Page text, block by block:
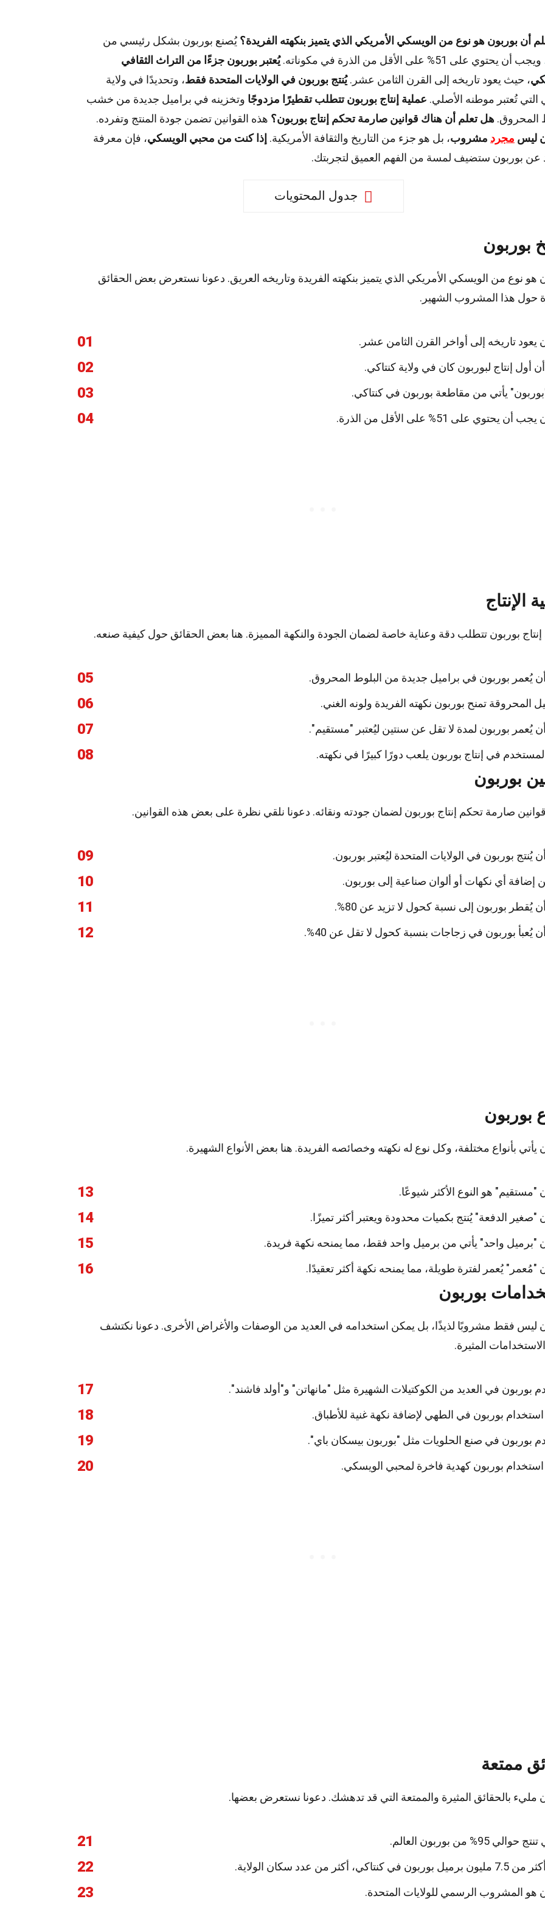
أن بوربون هو نوع من الويسكي الأمريكي الذي يتميز بنكهته الفريدة؟ يُصنع بوربون بشكل رئيسي من
يحتوي على 51% على الأقل من الذرة في مكوناته.
يُعتبر بوربون جزءًا من التراث الثقافي
، حيث يعود تاريخه إلى القرن الثامن عشر.يُنتج بوربون في الولايات المتحدة فقط، وتحديدًا في ولاية
التي تُعتبر موطنه الأصلي. عملية إنتاج بوربون تتطلب تقطيرًا مزدوجًا وتخزينه في براميل جديدة من خشب
المحروق. هل تعلم أن هناك قوانين صارمة تحكم إنتاج بوربون؟ هذه القوانين تضمن جودة المنتج وتفرده.
ليس مجرد مشروب، بل هو جزء من التاريخ والثقافة الأمريكية. إذا كنت من محبي الويسكي، فإن معرفة
عن بوربون ستضيف لمسة من الفهم العميق لتجربتك.
جدول المحتويات
بوربون
هو نوع من الويسكي الأمريكي الذي يتميز بنكهته الفريدة وتاريخه العريق. دعونا نستعرض بعض الحقائق
حول هذا المشروب الشهير.
01 يعود تاريخه إلى أواخر القرن الثامن عشر.
02 أول إنتاج لبوربون كان في ولاية كنتاكي.
03 يأتي من مقاطعة بوربون في كنتاكي.
04 أن يحتوي على 51% على الأقل من الذرة.
الإنتاج
إنتاج بوربون تتطلب دقة وعناية خاصة لضمان الجودة والنكهة المميزة. هنا بعض الحقائق حول كيفية صنعه.
05 يُعمر بوربون في براميل جديدة من البلوط المحروق.
06 المحروقة تمنح بوربون نكهته الفريدة ولونه الغني.
07 يُعمر بوربون لمدة لا تقل عن سنتين ليُعتبر "مستقيم".
08 المستخدم في إنتاج بوربون يلعب دورًا كبيرًا في نكهته.
بوربون
صارمة تحكم إنتاج بوربون لضمان جودته ونقائه. دعونا نلقي نظرة على بعض هذه القوانين.
09 يُنتج بوربون في الولايات المتحدة ليُعتبر بوربون.
10 إضافة أي نكهات أو ألوان صناعية إلى بوربون.
11 يُقطر بوربون إلى نسبة كحول لا تزيد عن 80%.
12 يُعبأ بوربون في زجاجات بنسبة كحول لا تقل عن 40%.
بوربون
يأتي بأنواع مختلفة، وكل نوع له نكهته وخصائصه الفريدة. هنا بعض الأنواع الشهيرة.
13 "مستقيم" هو النوع الأكثر شيوعًا.
14 "صغير الدفعة" يُنتج بكميات محدودة ويعتبر أكثر تميزًا.
15 "برميل واحد" يأتي من برميل واحد فقط، مما يمنحه نكهة فريدة.
16 "مُعمر" يُعمر لفترة طويلة، مما يمنحه نكهة أكثر تعقيدًا.
بوربون
ليس فقط مشروبًا لذيذًا، بل يمكن استخدامه في العديد من الوصفات والأغراض الأخرى. دعونا نكتشف
المثيرة.
17 بوربون في العديد من الكوكتيلات الشهيرة مثل "مانهاتن" و"أولد فاشند".
18 بوربون في الطهي لإضافة نكهة غنية للأطباق.
19 بوربون في صنع الحلويات مثل "بوربون بيسكان باي".
20 بوربون كهدية فاخرة لمحبي الويسكي.
ممتعة
مليء بالحقائق المثيرة والممتعة التي قد تدهشك. دعونا نستعرض بعضها.
21 95% من بوربون العالم.
22 في كنتاكي، أكثر من عدد سكان الولاية.
23 هو المشروب الرسمي للولايات المتحدة.